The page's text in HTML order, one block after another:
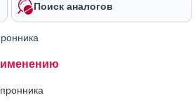
Поиск аналогов